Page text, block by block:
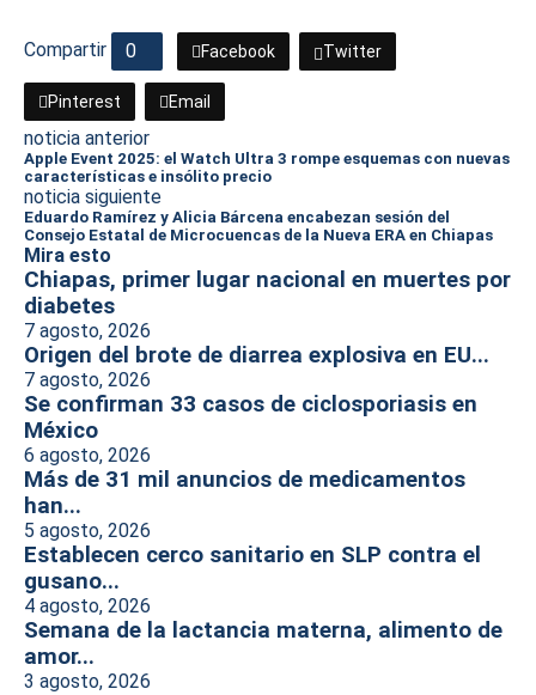
Compartir 0 Facebook Twitter
Pinterest Email
noticia anterior
Apple Event 2025: el Watch Ultra 3 rompe esquemas con nuevas
características e insólito precio
noticia siguiente
Eduardo Ramírez y Alicia Bárcena encabezan sesión del
Consejo Estatal de Microcuencas de la Nueva ERA en Chiapas
Mira esto
Chiapas, primer lugar nacional en muertes por
diabetes
7 agosto, 2026
Origen del brote de diarrea explosiva en EU...
7 agosto, 2026
Se confirman 33 casos de ciclosporiasis en
México
6 agosto, 2026
Más de 31 mil anuncios de medicamentos
han...
5 agosto, 2026
Establecen cerco sanitario en SLP contra el
gusano...
4 agosto, 2026
Semana de la lactancia materna, alimento de
amor...
3 agosto, 2026